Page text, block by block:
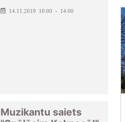
14.11.2019 10:00 - 14:00
Muzikantu saiets